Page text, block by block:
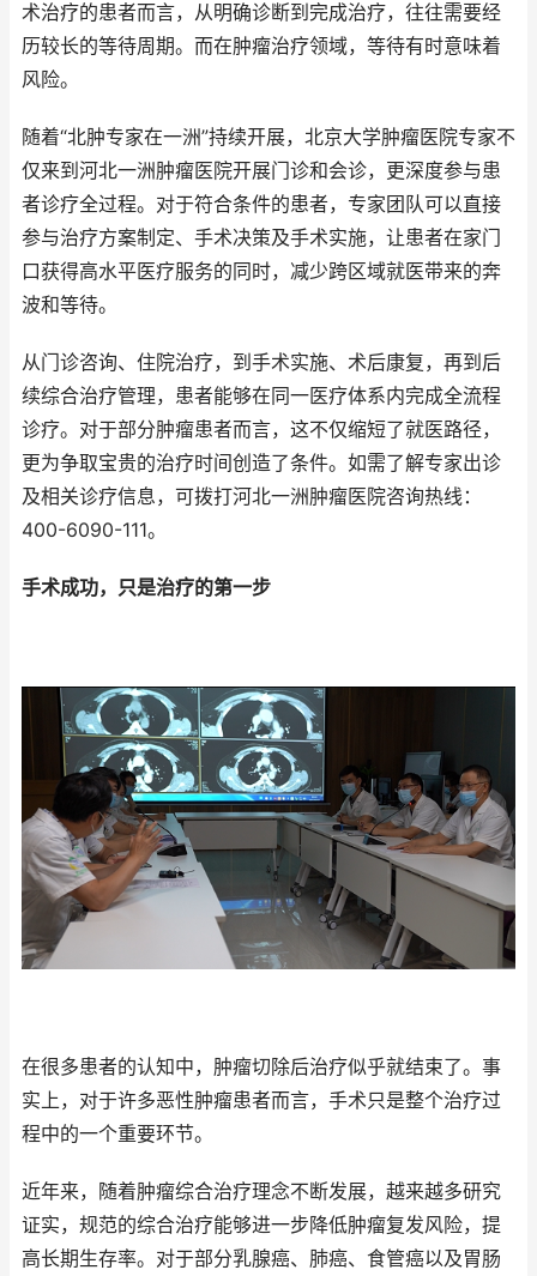
术治疗的患者而言，从明确诊断到完成治疗，往往需要经
历较长的等待周期。而在肿瘤治疗领域，等待有时意味着
风险。
随着“北肿专家在一洲”持续开展，北京大学肿瘤医院专家不
仅来到河北一洲肿瘤医院开展门诊和会诊，更深度参与患
者诊疗全过程。对于符合条件的患者，专家团队可以直接
参与治疗方案制定、手术决策及手术实施，让患者在家门
口获得高水平医疗服务的同时，减少跨区域就医带来的奔
波和等待。
从门诊咨询、住院治疗，到手术实施、术后康复，再到后
续综合治疗管理，患者能够在同一医疗体系内完成全流程
诊疗。对于部分肿瘤患者而言，这不仅缩短了就医路径，
更为争取宝贵的治疗时间创造了条件。如需了解专家出诊
及相关诊疗信息，可拨打河北一洲肿瘤医院咨询热线：
400-6090-111。
手术成功，只是治疗的第一步
在很多患者的认知中，肿瘤切除后治疗似乎就结束了。事
实上，对于许多恶性肿瘤患者而言，手术只是整个治疗过
程中的一个重要环节。
近年来，随着肿瘤综合治疗理念不断发展，越来越多研究
证实，规范的综合治疗能够进一步降低肿瘤复发风险，提
高长期生存率。对于部分乳腺癌、肺癌、食管癌以及胃肠